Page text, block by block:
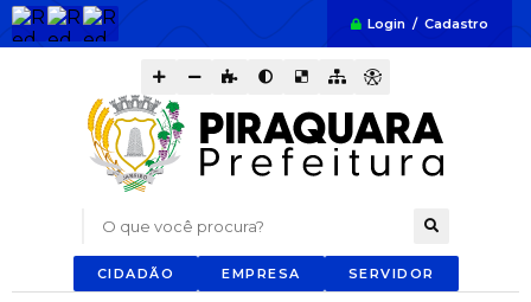
Login / Cadastro
O que você procura?
CIDADÃO EMPRESA SERVIDOR